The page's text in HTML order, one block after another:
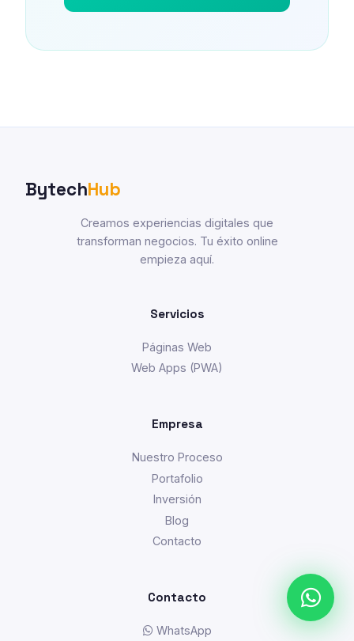
BytechHub
Creamos experiencias digitales que
transforman negocios. Tu éxito online
empieza aquí.
Servicios
Páginas Web
Web Apps (PWA)
Empresa
Nuestro Proceso
Portafolio
Inversión
Blog
Contacto
Contacto
WhatsApp